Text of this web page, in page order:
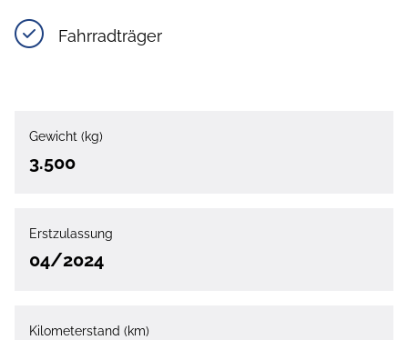
Fahrradträger
Gewicht (kg)
3.500
Erstzulassung
04/2024
Kilometerstand (km)